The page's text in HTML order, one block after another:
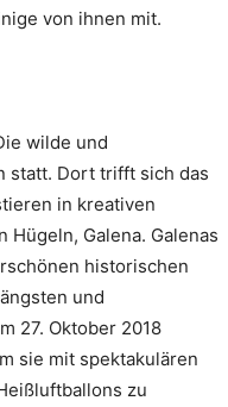
von ihnen mit.
wilde und
statt. Dort trifft sich das
in kreativen
Galena. Galenas
historischen
und
27. Oktober 2018
sie mit spektakulären
zu